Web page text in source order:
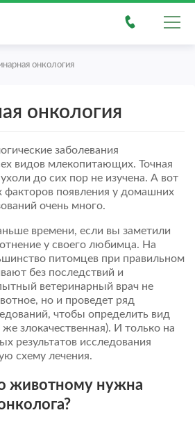
онкология
онкология
заболевания
видов млекопитающих. Точная
до сих пор не изучена. А вот
появления у домашних
очень много.
времени, если вы заметили
у своего любимца. На
питомцев при правильном
без последствий и
ветеринарный врач не
но и проведет ряд
чтобы определить вид
злокачественная). И только на
результатов исследования
схему лечения.
животному нужна